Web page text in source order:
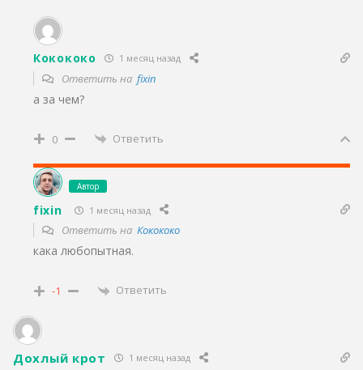
Кокококо 1 месяц назад
Ответить на fixin
а за чем?
0 Ответить
Автор
fixin 1 месяц назад
Ответить на Кокококо
кака любопытная.
-1 Ответить
Дохлый крот 1 месяц назад